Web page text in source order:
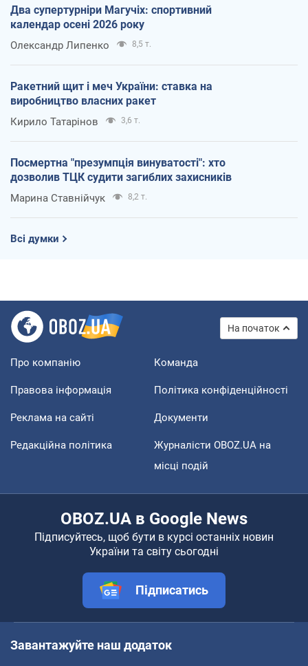
Два супертурніри Магучіх: спортивний
календар осені 2026 року
Олександр Липенко 8,5 т.
Ракетний щит і меч України: ставка на
виробництво власних ракет
Кирило Татарінов 3,6 т.
Посмертна "презумпція винуватості": хто
дозволив ТЦК судити загиблих захисників
Марина Ставнійчук 8,2 т.
Всі думки
На початок
Про компанію Команда
Правова інформація Політика конфіденційності
Реклама на сайті Документи
Редакційна політика
Журналісти OBOZ.UA на
місці подій
OBOZ.UA в Google News
Підписуйтесь, щоб бути в курсі останніх новин
України та світу сьогодні
Підписатись
Завантажуйте наш додаток